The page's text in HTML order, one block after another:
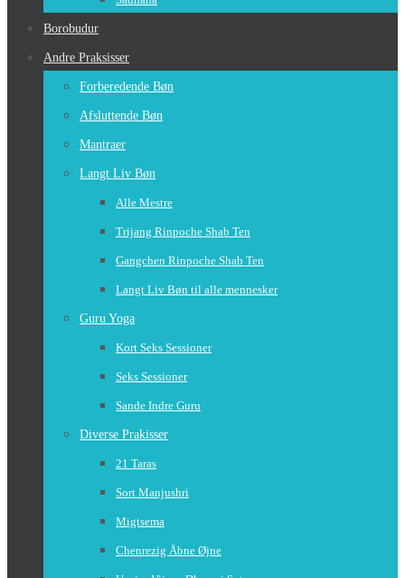
Borobudur
Andre Praksisser
Forberedende Bøn
Afsluttende Bøn
Mantraer
Langt Liv Bøn
Alle Mestre
Trijang Rinpoche Shab Ten
Gangchen Rinpoche Shab Ten
Langt Liv Bøn til alle mennesker
Guru Yoga
Kort Seks Sessioner
Seks Sessioner
Sande Indre Guru
Diverse Prakisser
21 Taras
Sort Manjushri
Migtsema
Chenrezig Åbne Øjne